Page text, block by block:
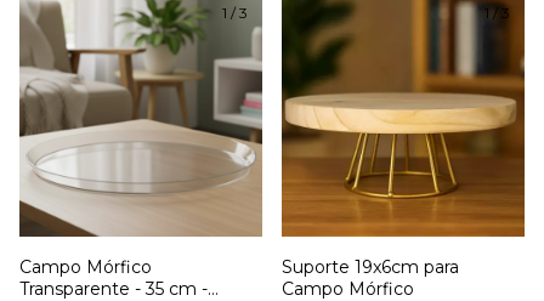
1 / 3
Campo Mórfico
Transparente - 35 cm -
1 / 3
Suporte 19x6cm para
Campo Mórfico